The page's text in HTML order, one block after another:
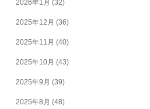
2026年1月 (32)
2025年12月 (36)
2025年11月 (40)
2025年10月 (43)
2025年9月 (39)
2025年8月 (48)